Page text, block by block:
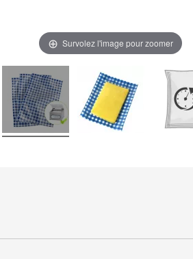
Survolez l'image pour zoomer